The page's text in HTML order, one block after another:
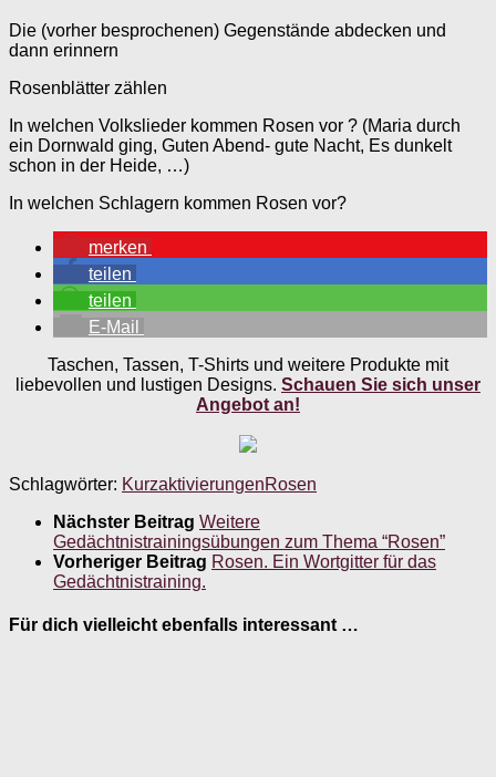
Die (vorher besprochenen) Gegenstände abdecken und
dann erinnern
Rosenblätter zählen
In welchen Volkslieder kommen Rosen vor ? (Maria durch
ein Dornwald ging, Guten Abend- gute Nacht, Es dunkelt
schon in der Heide, …)
In welchen Schlagern kommen Rosen vor?
merken
teilen
teilen
E-Mail
Taschen, Tassen, T-Shirts und weitere Produkte mit
liebevollen und lustigen Designs. Schauen Sie sich unser
Angebot an!
Schlagwörter: KurzaktivierungenRosen
Nächster Beitrag Weitere
Gedächtnistrainingsübungen zum Thema “Rosen”
Vorheriger Beitrag Rosen. Ein Wortgitter für das
Gedächtnistraining.
Für dich vielleicht ebenfalls interessant …